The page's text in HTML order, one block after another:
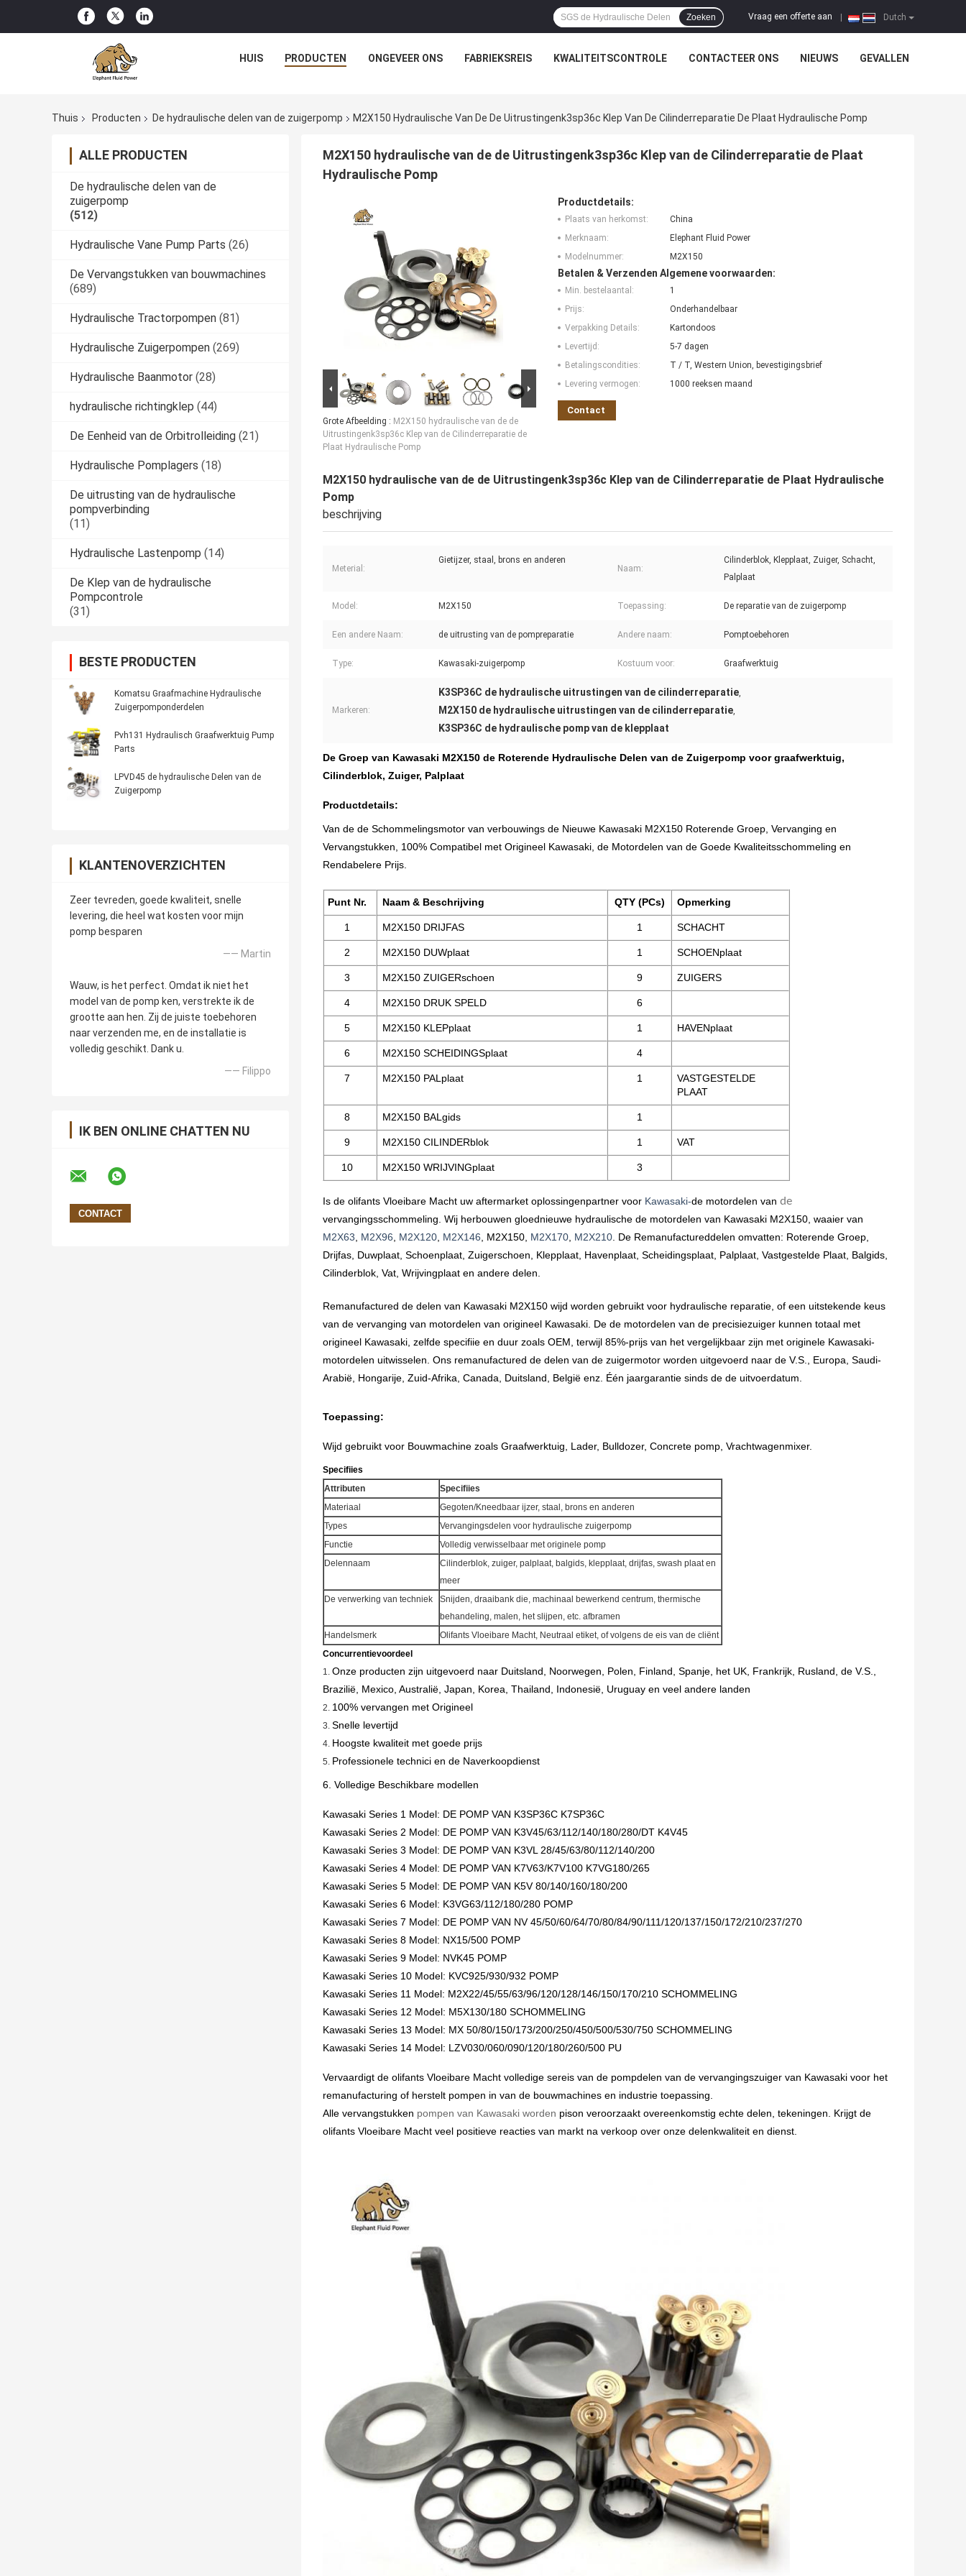
Dutch
Vraag een offerte aan
Zoeken
HUIS PRODUCTEN ONGEVEER ONS FABRIEKSREIS KWALITEITSCONTROLE CONTACTEER ONS NIEUWS GEVALLEN
Thuis Producten De hydraulische delen van de zuigerpomp M2X150 Hydraulische Van De De Uitrustingenk3sp36c Klep Van De Cilinderreparatie De Plaat Hydraulische Pomp
ALLE PRODUCTEN
De hydraulische delen van de
zuigerpomp
(512)
Hydraulische Vane Pump Parts (26)
De Vervangstukken van bouwmachines
(689)
Hydraulische Tractorpompen (81)
Hydraulische Zuigerpompen (269)
Hydraulische Baanmotor (28)
hydraulische richtingklep (44)
De Eenheid van de Orbitrolleiding (21)
Hydraulische Pomplagers (18)
De uitrusting van de hydraulische
pompverbinding
(11)
Hydraulische Lastenpomp (14)
De Klep van de hydraulische
Pompcontrole
(31)
BESTE PRODUCTEN
Komatsu Graafmachine Hydraulische
Zuigerpomponderdelen
Pvh131 Hydraulisch Graafwerktuig Pump
Parts
LPVD45 de hydraulische Delen van de
Zuigerpomp
KLANTENOVERZICHTEN
Zeer tevreden, goede kwaliteit, snelle
levering, die heel wat kosten voor mijn
pomp besparen
—— Martin
Wauw, is het perfect. Omdat ik niet het
model van de pomp ken, verstrekte ik de
grootte aan hen. Zij de juiste toebehoren
naar verzenden me, en de installatie is
volledig geschikt. Dank u.
—— Filippo
IK BEN ONLINE CHATTEN NU
M2X150 hydraulische van de de Uitrustingenk3sp36c Klep van de Cilinderreparatie de Plaat
Hydraulische Pomp
Grote Afbeelding : M2X150 hydraulische van de de
Uitrustingenk3sp36c Klep van de Cilinderreparatie de
Plaat Hydraulische Pomp
Productdetails:
Plaats van herkomst:
China
Merknaam:
Elephant Fluid Power
Modelnummer:
M2X150
Betalen & Verzenden Algemene voorwaarden:
Min. bestelaantal:
1
Prijs:
Onderhandelbaar
Verpakking Details:
Kartondoos
Levertijd:
5-7 dagen
Betalingscondities:
T / T, Western Union, bevestigingsbrief
Levering vermogen:
1000 reeksen maand
Contact
M2X150 hydraulische van de de Uitrustingenk3sp36c Klep van de Cilinderreparatie de Plaat Hydraulische
Pomp
beschrijving
Meterial:
Gietijzer, staal, brons en anderen
Naam:
Cilinderblok, Klepplaat, Zuiger, Schacht,
Palplaat
Model: M2X150 Toepassing: De reparatie van de zuigerpomp
Een andere Naam: de uitrusting van de pompreparatie Andere naam: Pomptoebehoren
Type: Kawasaki-zuigerpomp Kostuum voor: Graafwerktuig
Markeren:
K3SP36C de hydraulische uitrustingen van de cilinderreparatie,
M2X150 de hydraulische uitrustingen van de cilinderreparatie,
K3SP36C de hydraulische pomp van de klepplaat
De Groep van Kawasaki M2X150 de Roterende Hydraulische Delen van de Zuigerpomp voor graafwerktuig,
Cilinderblok, Zuiger, Palplaat
Productdetails:
Van de de Schommelingsmotor van verbouwings de Nieuwe Kawasaki M2X150 Roterende Groep, Vervanging en
Vervangstukken, 100% Compatibel met Origineel Kawasaki, de Motordelen van de Goede Kwaliteitsschommeling en
Rendabelere Prijs.
Punt Nr. Naam & Beschrijving QTY (PCs) Opmerking
1 M2X150 DRIJFAS 1 SCHACHT
2 M2X150 DUWplaat 1 SCHOENplaat
3 M2X150 ZUIGERschoen 9 ZUIGERS
4 M2X150 DRUK SPELD 6
5 M2X150 KLEPplaat 1 HAVENplaat
6 M2X150 SCHEIDINGSplaat 4
7 M2X150 PALplaat 1
VASTGESTELDE
PLAAT
8 M2X150 BALgids 1
9 M2X150 CILINDERblok 1 VAT
10 M2X150 WRIJVINGplaat 3
Is de olifants Vloeibare Macht uw aftermarket oplossingenpartner voor Kawasaki-de motordelen van de
vervangingsschommeling. Wij herbouwen gloednieuwe hydraulische de motordelen van Kawasaki M2X150 , waaier van
M2X63
M2X96 M2X120 M2X146 , M2X150, M2X170 M2X210 . De Remanufactureddelen omvatten: Roterende Groep,
Drijfas, Duwplaat, Schoenplaat, Zuigerschoen, Klepplaat, Havenplaat, Scheidingsplaat, Palplaat, Vastgestelde Plaat, Balgids,
Cilinderblok, Vat, Wrijvingplaat en andere delen.
Remanufactured de delen van Kawasaki M2X150 wijd worden gebruikt voor hydraulische reparatie, of een uitstekende keus
van de vervanging van motordelen van origineel Kawasaki. De de motordelen van de precisiezuiger kunnen totaal met
origineel Kawasaki, zelfde specifiie en duur zoals OEM, terwijl 85%-prijs van het vergelijkbaar zijn met originele Kawasaki-
motordelen uitwisselen. Ons remanufactured de delen van de zuigermotor worden uitgevoerd naar de V.S., Europa, Saudi-
Arabië, Hongarije, Zuid-Afrika, Canada, Duitsland, België enz. Één jaargarantie sinds de de uitvoerdatum.
Toepassing:
Wijd gebruikt voor Bouwmachine zoals Graafwerktuig, Lader, Bulldozer, Concrete pomp, Vrachtwagenmixer.
Specifiies
Attributen
Specifiies
Materiaal
Gegoten/Kneedbaar ijzer, staal, brons en anderen
Types
Vervangingsdelen voor hydraulische zuigerpomp
Functie
Volledig verwisselbaar met originele pomp
Delennaam
Cilinderblok, zuiger, palplaat, balgids, klepplaat, drijfas, swash plaat en
meer
De verwerking van techniek
Snijden, draaibank die, machinaal bewerkend centrum, thermische
behandeling, malen, het slijpen, etc. afbramen
Handelsmerk
Olifants Vloeibare Macht, Neutraal etiket, of volgens de eis van de cliënt
Concurrentievoordeel
1. Onze producten zijn uitgevoerd naar Duitsland, Noorwegen, Polen, Finland, Spanje, het UK, Frankrijk, Rusland, de V.S.,
Brazilië, Mexico, Australië, Japan, Korea, Thailand, Indonesië, Uruguay en veel andere landen
2. 100% vervangen met Origineel
3. Snelle levertijd
4. Hoogste kwaliteit met goede prijs
5. Professionele technici en de Naverkoopdienst
6. Volledige Beschikbare modellen
Kawasaki Series 1 Model: DE POMP VAN K3SP36C K7SP36C
Kawasaki Series 2 Model: DE POMP VAN K3V45/63/112/140/180/280/DT K4V45
Kawasaki Series 3 Model: DE POMP VAN K3VL 28/45/63/80/112/140/200
Kawasaki Series 4 Model: DE POMP VAN K7V63/K7V100 K7VG180/265
Kawasaki Series 5 Model: DE POMP VAN K5V 80/140/160/180/200
Kawasaki Series 6 Model: K3VG63/112/180/280 POMP
Kawasaki Series 7 Model: DE POMP VAN NV 45/50/60/64/70/80/84/90/111/120/137/150/172/210/237/270
Kawasaki Series 8 Model: NX15/500 POMP
Kawasaki Series 9 Model: NVK45 POMP
Kawasaki Series 10 Model: KVC925/930/932 POMP
Kawasaki Series 11 Model: M2X22/45/55/63/96/120/128/146/150/170/210 SCHOMMELING
Kawasaki Series 12 Model: M5X130/180 SCHOMMELING
Kawasaki Series 13 Model: MX 50/80/150/173/200/250/450/500/530/750 SCHOMMELING
Kawasaki Series 14 Model: LZV030/060/090/120/180/260/500 PU
Vervaardigt de olifants Vloeibare Macht volledige sereis van de pompdelen van de vervangingszuiger van Kawasaki voor het
remanufacturing of herstelt pompen in van de bouwmachines en industrie toepassing.
Alle vervangstukken pompen van Kawasaki worden pison veroorzaakt overeenkomstig echte delen, tekeningen. Krijgt de
olifants Vloeibare Macht veel positieve reacties van markt na verkoop over onze delenkwaliteit en dienst.